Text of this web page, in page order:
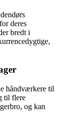
deres
bredt i
håndværkere til
til flere
og kan